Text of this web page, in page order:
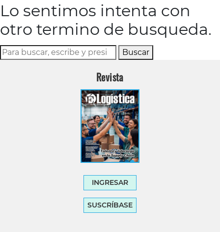
Lo sentimos intenta con
otro termino de busqueda.
Buscar
Revista
INGRESAR
SUSCRÍBASE